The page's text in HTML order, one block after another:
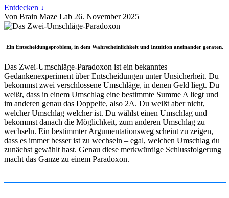
Entdecken ↓
Von Brain Maze Lab 26. November 2025
Ein Entscheidungsproblem, in dem Wahrscheinlichkeit und Intuition aneinander geraten.
Das Zwei-Umschläge-Paradoxon ist ein bekanntes
Gedankenexperiment über Entscheidungen unter Unsicherheit. Du
bekommst zwei verschlossene Umschläge, in denen Geld liegt. Du
weißt, dass in einem Umschlag eine bestimmte Summe A liegt und
im anderen genau das Doppelte, also 2A. Du weißt aber nicht,
welcher Umschlag welcher ist. Du wählst einen Umschlag und
bekommst danach die Möglichkeit, zum anderen Umschlag zu
wechseln. Ein bestimmter Argumentationsweg scheint zu zeigen,
dass es immer besser ist zu wechseln – egal, welchen Umschlag du
zunächst gewählt hast. Genau diese merkwürdige Schlussfolgerung
macht das Ganze zu einem Paradoxon.